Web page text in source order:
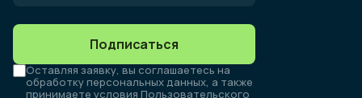
Подписаться
Оставляя заявку, вы соглашаетесь на
обработку персональных данных, а также
принимаете условия Пользовательского